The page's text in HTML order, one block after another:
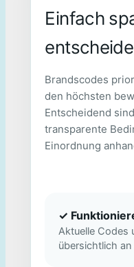
Einfach
Brandscodes
den höchsten
Entscheidend
transparente
Einordnung
✓
Aktuelle Codes
übersichtlich